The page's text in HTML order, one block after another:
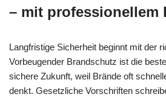
– mit professionellem
Langfristige Sicherheit beginnt mit der
Vorbeugender Brandschutz ist die
sichere Zukunft, weil Brände oft
denkt. Gesetzliche Vorschriften